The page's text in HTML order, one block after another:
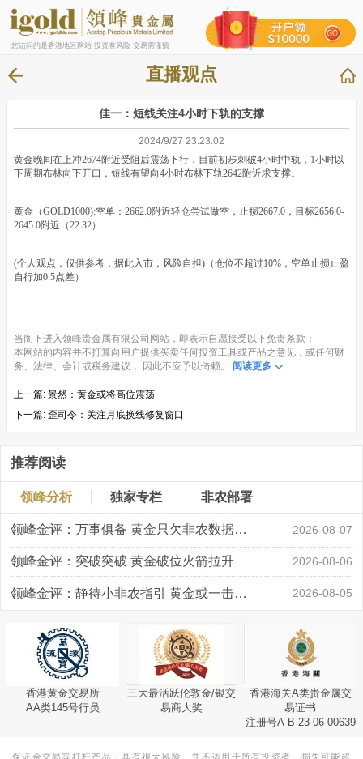
您访问的是香港地区网站 投资有风险 交易需谨慎
直播观点
佳一：短线关注4小时下轨的支撑
2024/9/27 23:23:02
黄金晚间在上冲2674附近受阻后震荡下行，目前初步刺破4小时中轨，1小时以
下周期布林向下开口，短线有望向4小时布林下轨2642附近求支撑。
黄金（GOLD1000):空单：2662.0附近轻仓尝试做空，止损2667.0，目标2656.0-
2645.0附近（22:32）
(个人观点，仅供参考，据此入市，风险自担)（仓位不超过10%，空单止损止盈
自行加0.5点差）
当阁下进入领峰贵金属有限公司网站，即表示自愿接受以下免责条款：
本网站的内容并不打算向用户提供买卖任何投资工具或产品之意见，或任何财
务、法律、会计或税务建议， 因此不应予以倚赖。
阅读更多
上一篇: 景然：黄金或将高位震荡
下一篇: 歪司令：关注月底换线修复窗口
推荐阅读
领峰分析 独家专栏 非农部署
领峰金评：万事俱备 黄金只欠非农数据“东风” 2026-08-07
领峰金评：突破突破 黄金破位火箭拉升 2026-08-06
领峰金评：静待小非农指引 黄金或一击破局 2026-08-05
香港黄金交易所
AA类145号行员
三大最活跃伦敦金/银交
易商大奖
香港海关A类贵金属交
易证书
注册号A-B-23-06-00639
保证金交易等杠杆产品，具有很大风险，并不适用于所有投资者。损失可能超